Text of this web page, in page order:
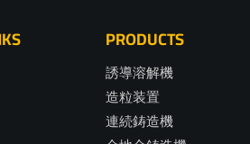
PRODUCTS
誘導溶解機
造粒装置
連続鋳造機